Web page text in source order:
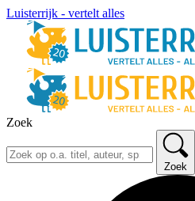
Luisterrijk - vertelt alles
Zoek
Zoek